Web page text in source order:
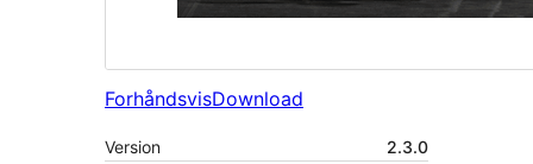
ForhåndsvisDownload
Version
2.3.0